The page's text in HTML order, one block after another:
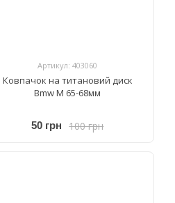
Артикул: 403060
Ковпачок на титановий диск
Bmw M 65-68мм
100 грн
50 грн